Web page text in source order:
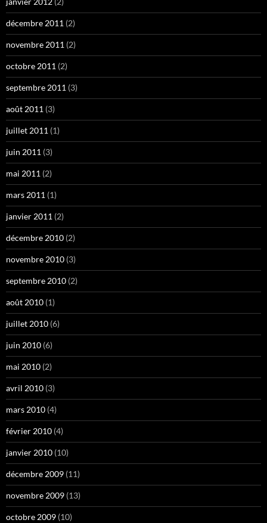
décembre 2011 (2)
novembre 2011 (2)
octobre 2011 (2)
septembre 2011 (3)
août 2011 (3)
juillet 2011 (1)
juin 2011 (3)
mai 2011 (2)
mars 2011 (1)
janvier 2011 (2)
décembre 2010 (2)
novembre 2010 (3)
septembre 2010 (2)
août 2010 (1)
juillet 2010 (6)
juin 2010 (6)
mai 2010 (2)
avril 2010 (3)
mars 2010 (4)
février 2010 (4)
janvier 2010 (10)
décembre 2009 (11)
novembre 2009 (13)
octobre 2009 (10)